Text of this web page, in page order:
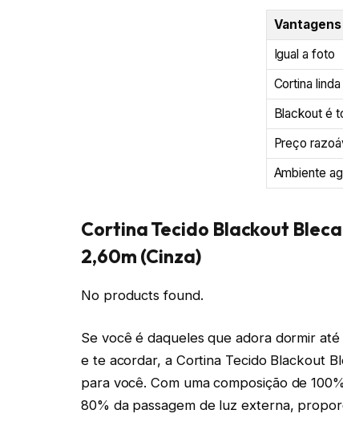
Vantagens
Igual a foto
Cortina linda
Blackout é
Preço
Ambiente
Cortina Tecido Blackout
2,60m (Cinza)
No products found.
Se você é daqueles que adora dormir
e te acordar, a Cortina Tecido Blackout
para você. Com uma composição de
80% da passagem de luz externa,